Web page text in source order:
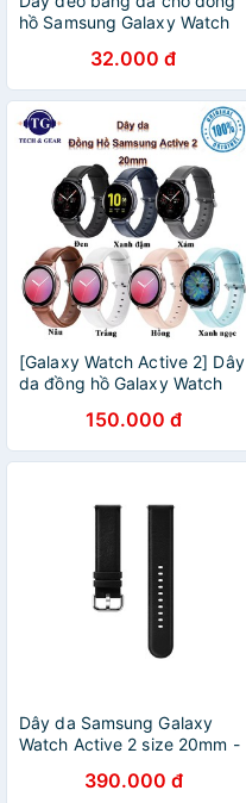
hồ Samsung Galaxy Watch
32.000 đ
[Galaxy Watch Active 2] Dây
da đồng hồ Galaxy Watch
150.000 đ
Dây da Samsung Galaxy
Watch Active 2 size 20mm -
390.000 đ